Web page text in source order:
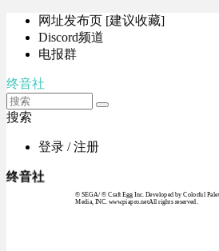
网址发布页 [建议收藏]
Discord频道
电报群
终音社
搜索
登录 / 注册
终音社
© SEGA / © Craft Egg Inc. Developed by Colorful
Media, INC. www.piapro.netAll rights reserved.